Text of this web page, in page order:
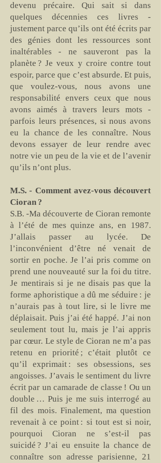
devenu précaire. Qui sait si dans
quelques décennies ces livres -
justement parce qu’ils ont été écrits par
des génies dont les ressources sont
inaltérables - ne sauveront pas la
planète ? Je veux y croire contre tout
espoir, parce que c’est absurde. Et puis,
que voulez-vous, nous avons une
responsabilité envers ceux que nous
avons aimés à travers leurs mots -
parfois leurs présences, si nous avons
eu la chance de les connaître. Nous
devons essayer de leur rendre avec
notre vie un peu de la vie et de l’avenir
qu’ils n’ont plus.
M.S. - Comment avez-vous découvert
Cioran ?
S.B. -Ma découverte de Cioran remonte
à l’été de mes quinze ans, en 1987.
J’allais passer au lycée. De
l’inconvénient d’être né venait de
sortir en poche. Je l’ai pris comme on
prend une nouveauté sur la foi du titre.
Je mentirais si je ne disais pas que la
forme aphoristique a dû me séduire : je
n’aurais pas à tout lire, si le livre me
déplaisait. Puis j’ai été happé. J’ai non
seulement tout lu, mais je l’ai appris
par cœur. Le style de Cioran ne m’a pas
retenu en priorité ; c’était plutôt ce
qu’il exprimait : ses obsessions, ses
angoisses. J’avais le sentiment du livre
écrit par un camarade de classe ! Ou un
double … Puis je me suis interrogé au
fil des mois. Finalement, ma question
revenait à ce point : si tout est si noir,
pourquoi Cioran ne s’est-il pas
suicidé ? J’ai eu ensuite la chance de
connaître son adresse parisienne, 21